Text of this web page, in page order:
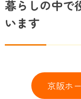
暮らしの中で
います
京阪ホ